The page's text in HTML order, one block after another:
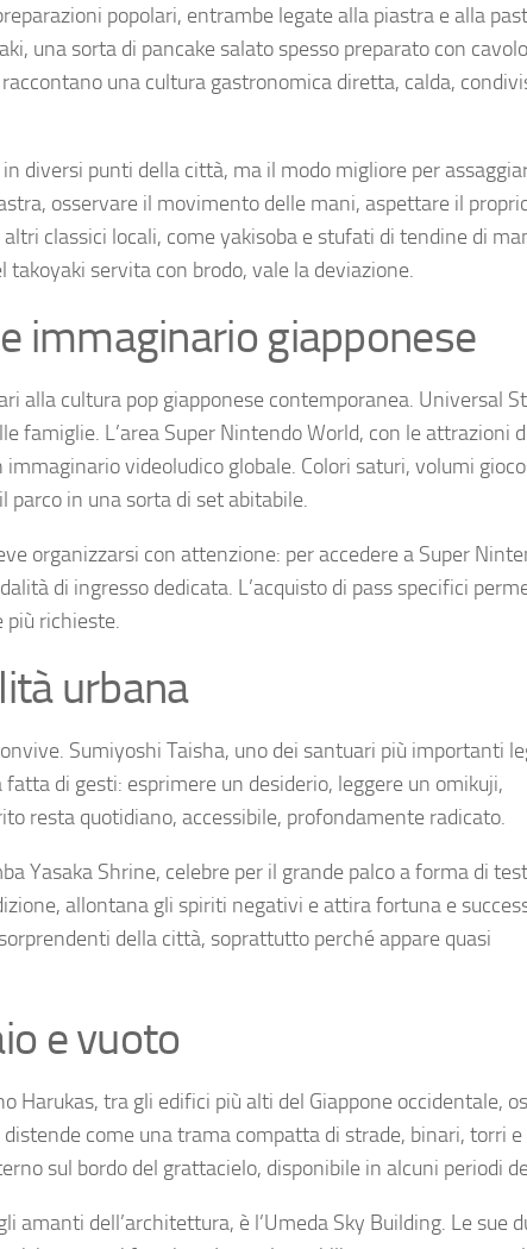
popolari, entrambe legate alla piastra e alla
una sorta di pancake salato spesso preparato con
una cultura gastronomica diretta, calda,
diversi punti della città, ma il modo migliore per
osservare il movimento delle mani, aspettare il
classici locali, come yakisoba e stufati di tendine di
servita con brodo, vale la deviazione.
immaginario giapponese
alla cultura pop giapponese contemporanea. Universal
famiglie. L’area Super Nintendo World, con le attrazioni
videoludico globale. Colori saturi, volumi
in una sorta di set abitabile.
organizzarsi con attenzione: per accedere a Super
di ingresso dedicata. L’acquisto di pass specifici
più richieste.
urbana
Sumiyoshi Taisha, uno dei santuari più importanti
di gesti: esprimere un desiderio, leggere un omikuji,
resta quotidiano, accessibile, profondamente radicato.
Yasaka Shrine, celebre per il grande palco a forma di
allontana gli spiriti negativi e attira fortuna e
della città, soprattutto perché appare quasi
e vuoto
Harukas, tra gli edifici più alti del Giappone occidentale,
come una trama compatta di strade, binari, torri e
sul bordo del grattacielo, disponibile in alcuni periodi
amanti dell’architettura, è l’Umeda Sky Building. Le sue